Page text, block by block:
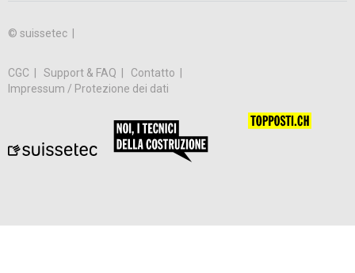
© suissetec |
CGC Support & FAQ
Contatto
Impressum / Protezione dei dati